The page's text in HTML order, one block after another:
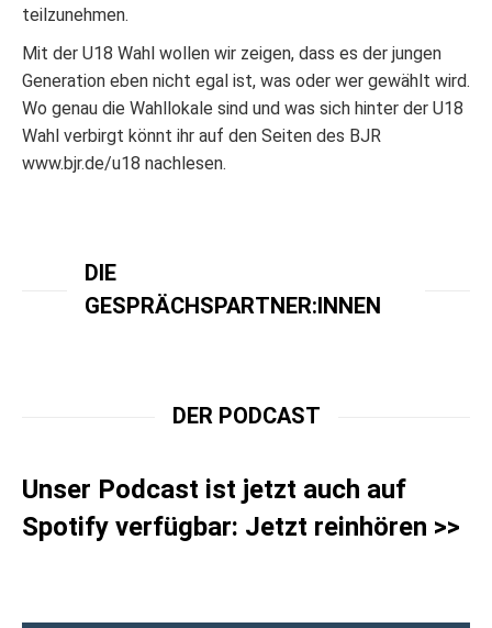
teilzunehmen.
Mit der U18 Wahl wollen wir zeigen, dass es der jungen
Generation eben nicht egal ist, was oder wer gewählt wird.
Wo genau die Wahllokale sind und was sich hinter der U18
Wahl verbirgt könnt ihr auf den Seiten des BJR
www.bjr.de/u18 nachlesen.
DIE
GESPRÄCHSPARTNER:INNEN
DER PODCAST
Unser Podcast ist jetzt auch auf
Spotify verfügbar: Jetzt reinhören >>